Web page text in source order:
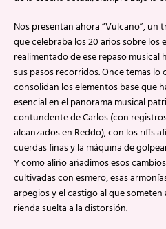
Nos presentan ahora “Vulcano”,
que celebraba los 20 años sobre los
realimentado de ese repaso
sus pasos recorridos. Once temas
consolidan los elementos base que
esencial en el panorama musical
contundente de Carlos (con
alcanzados en Reddo), con los riffs
cuerdas finas y la máquina de
Y como aliño añadimos esos
cultivadas con esmero, esas
arpegios y el castigo al que
rienda suelta a la distorsión.